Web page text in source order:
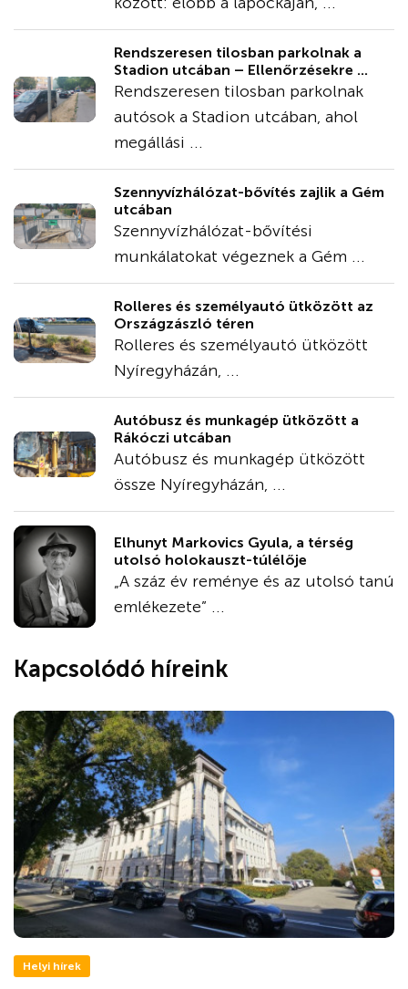
Rendszeresen tilosban parkolnak a
Stadion utcában – Ellenőrzésekre ...
Rendszeresen tilosban parkolnak
autósok a Stadion utcában, ahol
megállási ...
Szennyvízhálózat-bővítés zajlik a Gém
utcában
Szennyvízhálózat-bővítési
munkálatokat végeznek a Gém ...
Rolleres és személyautó ütközött az
Országzászló téren
Rolleres és személyautó ütközött
Nyíregyházán, ...
Autóbusz és munkagép ütközött a
Rákóczi utcában
Autóbusz és munkagép ütközött
össze Nyíregyházán, ...
Elhunyt Markovics Gyula, a térség
utolsó holokauszt-túlélője
„A száz év reménye és az utolsó tanú
emlékezete” ...
Kapcsolódó híreink
Helyi hírek